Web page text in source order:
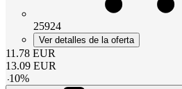
25924
Ver detalles de la oferta
11.78 EUR
13.09 EUR
-10%